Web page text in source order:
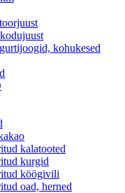
kohukesed
kalatooted
kurgid
köögivili
oad, herned